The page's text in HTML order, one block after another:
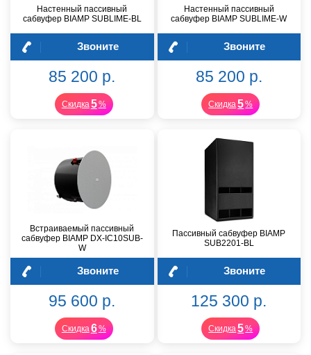
Настенный пассивный
сабвуфер BIAMP SUBLIME-BL
Звоните
85 200 р.
Скидка 5%
Настенный пассивный
сабвуфер BIAMP SUBLIME-W
Звоните
85 200 р.
Скидка 5%
Встраиваемый пассивный
сабвуфер BIAMP DX-IC10SUB-
W
Звоните
95 600 р.
Скидка 6%
Пассивный сабвуфер BIAMP
SUB2201-BL
Звоните
125 300 р.
Скидка 5%